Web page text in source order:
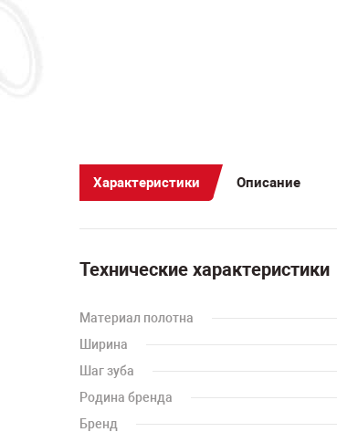
Характеристики Описание
Технические характеристики
Материал полотна
Ширина
Шаг зуба
Родина бренда
Бренд